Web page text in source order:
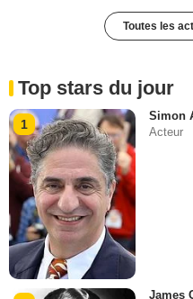
Toutes les
Top stars du jour
1
Simon
Acteur
James